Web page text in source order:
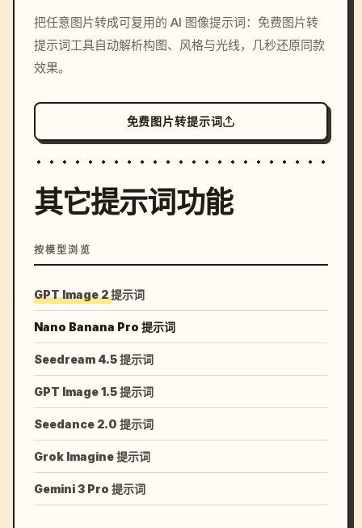
c, cyberpunk sunset, neon
colors, 8k --v 6.0
把任意图片转成可复用的 AI 图像提示词：免费图片转
提示词工具自动解析构图、风格与光线，几秒还原同款
效果。
免费图片转提示词
其它提示词功能
按模型浏览
GPT Image 2 提示词
Nano Banana Pro 提示词
Seedream 4.5 提示词
GPT Image 1.5 提示词
Seedance 2.0 提示词
Grok Imagine 提示词
Gemini 3 Pro 提示词